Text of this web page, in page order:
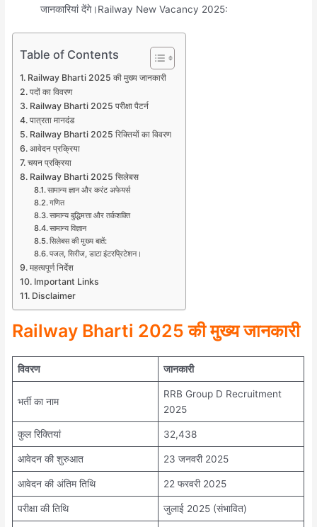
जानकारियां देंगे।Railway New Vacancy 2025:
Table of Contents
Railway Bharti 2025 की मुख्य जानकारी
पदों का विवरण
Railway Bharti 2025 परीक्षा पैटर्न
पात्रता मानदंड
Railway Bharti 2025 रिक्तियों का विवरण
आवेदन प्रक्रिया
चयन प्रक्रिया
Railway Bharti 2025 सिलेबस
सामान्य ज्ञान और करंट अफेयर्स
गणित
सामान्य बुद्धिमत्ता और तर्कशक्ति
सामान्य विज्ञान
सिलेबस की मुख्य बातें:
पजल, सिरीज, डाटा इंटरप्रिटेशन।
महत्वपूर्ण निर्देश
Important Links
Disclaimer
Railway Bharti 2025 की मुख्य जानकारी
विवरण जानकारी
भर्ती का नाम
RRB Group D Recruitment
2025
कुल रिक्तियां 32,438
आवेदन की शुरुआत 23 जनवरी 2025
आवेदन की अंतिम तिथि 22 फरवरी 2025
परीक्षा की तिथि जुलाई 2025 (संभावित)